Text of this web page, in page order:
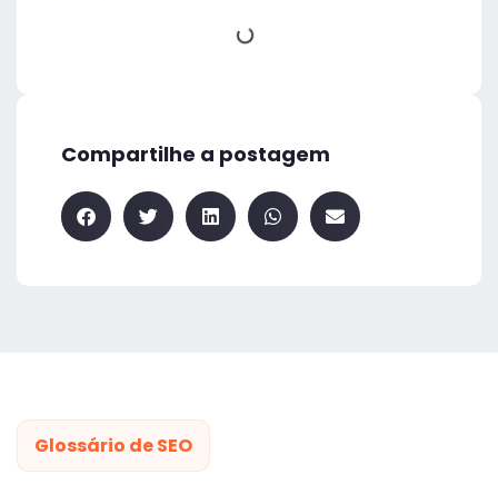
Compartilhe a postagem
Glossário de SEO